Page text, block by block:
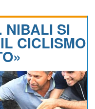
SI
CICLISMO